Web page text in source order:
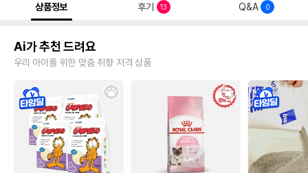
상품정보 후기 13 Q&A 0
Ai가 추천 드려요
우리 아이를 위한 맞춤 취향 저격 상품